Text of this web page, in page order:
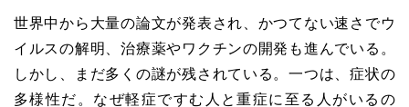
世界中から大量の論文が発表され、かつてない速さでウ
イルスの解明、治療薬やワクチンの開発も進んでいる。
しかし、まだ多くの謎が残されている。一つは、症状の
多様性だ。なぜ軽症ですむ人と重症に至る人がいるの